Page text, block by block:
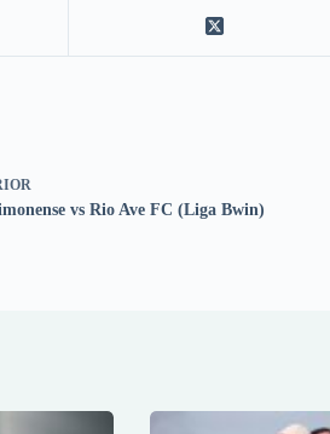
vs Rio Ave FC (Liga Bwin)